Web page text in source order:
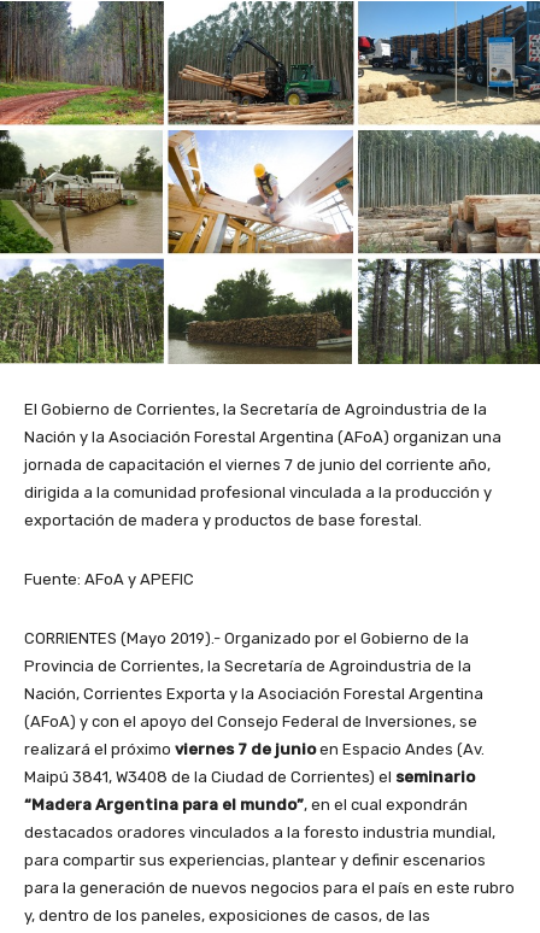
El Gobierno de Corrientes, la Secretaría de Agroindustria de la
Nación y la Asociación Forestal Argentina (AFoA) organizan una
jornada de capacitación el viernes 7 de junio del corriente año,
dirigida a la comunidad profesional vinculada a la producción y
exportación de madera y productos de base forestal.
Fuente: AFoA y APEFIC
CORRIENTES (Mayo 2019).- Organizado por el Gobierno de la
Provincia de Corrientes, la Secretaría de Agroindustria de la
Nación, Corrientes Exporta y la Asociación Forestal Argentina
(AFoA) y con el apoyo del Consejo Federal de Inversiones, se
realizará el próximo viernes 7 de junioen Espacio Andes (Av.
Maipú 3841, W3408 de la Ciudad de Corrientes) el seminario
“Madera Argentina para el mundo”, en el cual expondrán
destacados oradores vinculados a la foresto industria mundial,
para compartir sus experiencias, plantear y definir escenarios
para la generación de nuevos negocios para el país en este rubro
y, dentro de los paneles, exposiciones de casos, de las